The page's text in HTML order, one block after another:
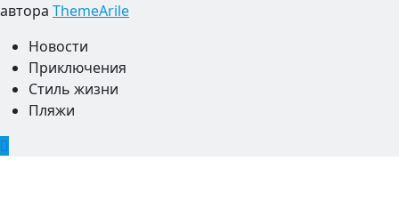
автора ThemeArile
Новости
Приключения
Стиль жизни
Пляжи